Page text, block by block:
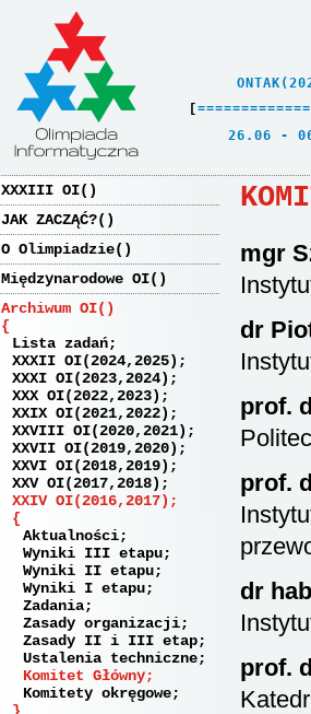
[ =============
26.06
XXXIII OI
JAK ZACZĄĆ?
O Olimpiadzie
Międzynarodowe OI
Archiwum OI
Lista zadań
XXXII OI(2024,2025)
XXXI OI(2023,2024)
XXX OI(2022,2023)
XXIX OI(2021,2022)
XXVIII OI(2020,2021)
XXVII OI(2019,2020)
XXVI OI(2018,2019)
XXV OI(2017,2018)
XXIV OI(2016,2017)
Aktualności
Wyniki III etapu
Wyniki II etapu
Wyniki I etapu
Zadania
Zasady organizacji
Zasady II i III etap
Ustalenia techniczne
Komitet Główny
Komitety okręgowe
mgr
dr
prof.
prof.
dr
prof.